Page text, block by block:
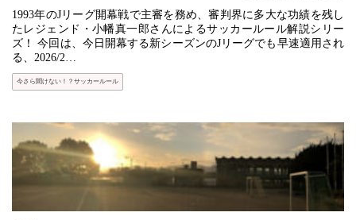
1993年のJリーグ開幕戦で主審を務め、審判界に多大な功績を残し
たレジェンド・小幡真一郎さんによるサッカールール解説シリー
ズ！ 今回は、今日開幕する新シーズンのJリーグでも早速適用され
る、2026/2…
今さら聞けない！？サッカールール